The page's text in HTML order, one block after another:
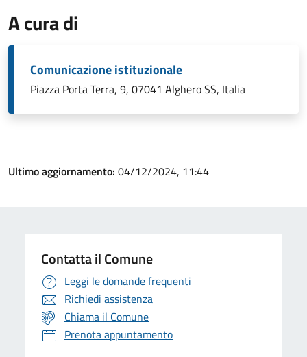
A cura di
Comunicazione istituzionale
Piazza Porta Terra, 9, 07041 Alghero SS, Italia
Ultimo aggiornamento: 04/12/2024, 11:44
Contatta il Comune
Leggi le domande frequenti
Richiedi assistenza
Chiama il Comune
Prenota appuntamento